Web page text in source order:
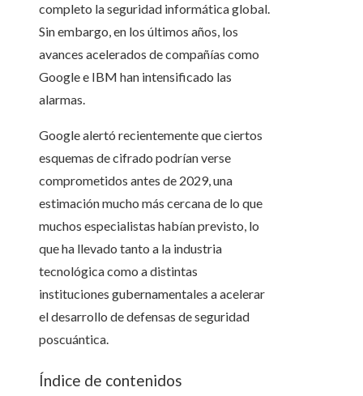
completo la seguridad informática global.
Sin embargo, en los últimos años, los
avances acelerados de compañías como
Google e IBM han intensificado las
alarmas.
Google alertó recientemente que ciertos
esquemas de cifrado podrían verse
comprometidos antes de 2029, una
estimación mucho más cercana de lo que
muchos especialistas habían previsto, lo
que ha llevado tanto a la industria
tecnológica como a distintas
instituciones gubernamentales a acelerar
el desarrollo de defensas de seguridad
poscuántica.
Índice de contenidos